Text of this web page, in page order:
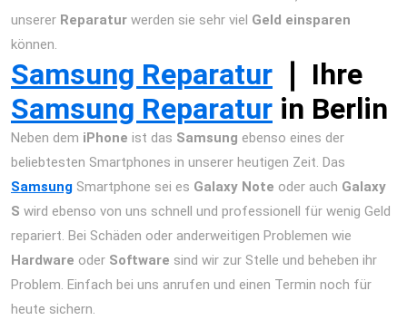
unserer Reparatur werden sie sehr viel Geld einsparen
können.
Samsung Reparatur ❘ Ihre
Samsung Reparatur in Berlin
Neben dem iPhone ist das Samsung ebenso eines der
beliebtesten Smartphones in unserer heutigen Zeit. Das
Samsung Smartphone sei es Galaxy Note oder auch Galaxy
S wird ebenso von uns schnell und professionell für wenig Geld
repariert. Bei Schäden oder anderweitigen Problemen wie
Hardware oder Software sind wir zur Stelle und beheben ihr
Problem. Einfach bei uns anrufen und einen Termin noch für
heute sichern.